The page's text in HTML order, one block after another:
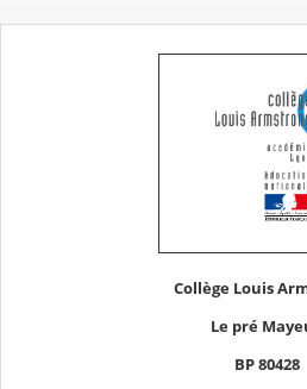
Collège Louis
Le pré
BP 80428